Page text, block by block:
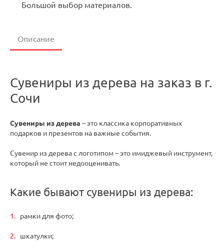
Большой выбор материалов.
Описание
Сувениры из дерева на заказ в г.
Сочи
Сувениры из дерева – это классика корпоративных
подарков и презентов на важные события.
Сувенир из дерева с логотипом – это имиджевый инструмент,
который не стоит недооценивать.
Какие бывают сувениры из дерева:
рамки для фото;
шкатулки;